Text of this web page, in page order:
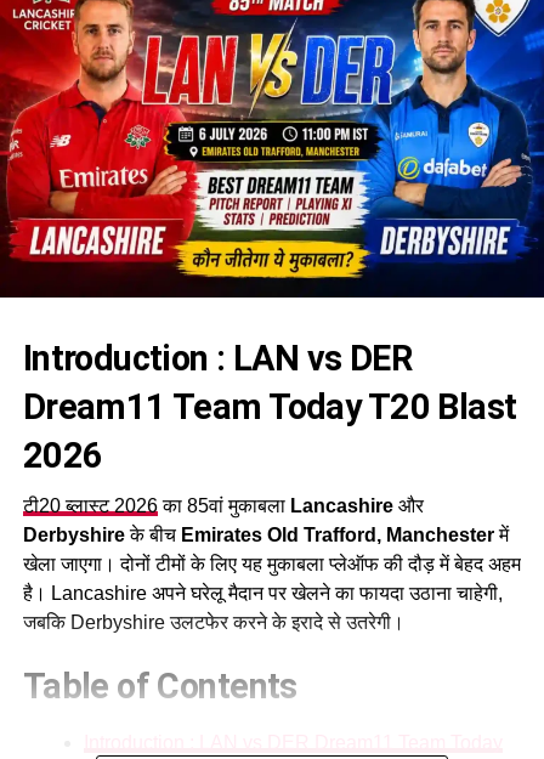
Introduction : LAN vs DER
Dream11 Team Today T20 Blast
2026
टी20 ब्लास्ट 2026का 85वां मुकाबला Lancashireऔर
Derbyshireके बीच Emirates Old Trafford, Manchesterमें
खेला जाएगा। दोनों टीमों के लिए यह मुकाबला प्लेऑफ की दौड़ में बेहद अहम
है। Lancashire अपने घरेलू मैदान पर खेलने का फायदा उठाना चाहेगी,
जबकि Derbyshire उलटफेर करने के इरादे से उतरेगी।
Table of Contents